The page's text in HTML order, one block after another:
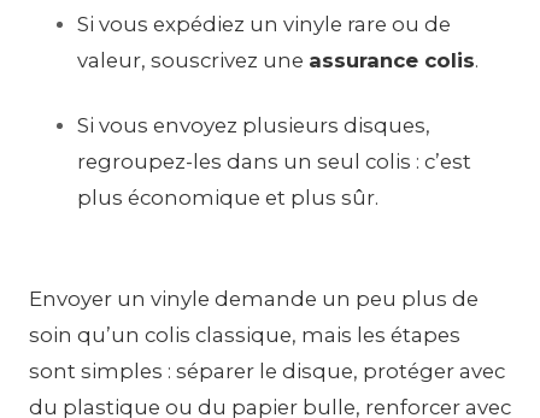
Si vous expédiez un vinyle rare ou de
valeur, souscrivez une assurance colis.
Si vous envoyez plusieurs disques,
regroupez-les dans un seul colis : c’est
plus économique et plus sûr.
Envoyer un vinyle demande un peu plus de
soin qu’un colis classique, mais les étapes
sont simples : séparer le disque, protéger avec
du plastique ou du papier bulle, renforcer avec